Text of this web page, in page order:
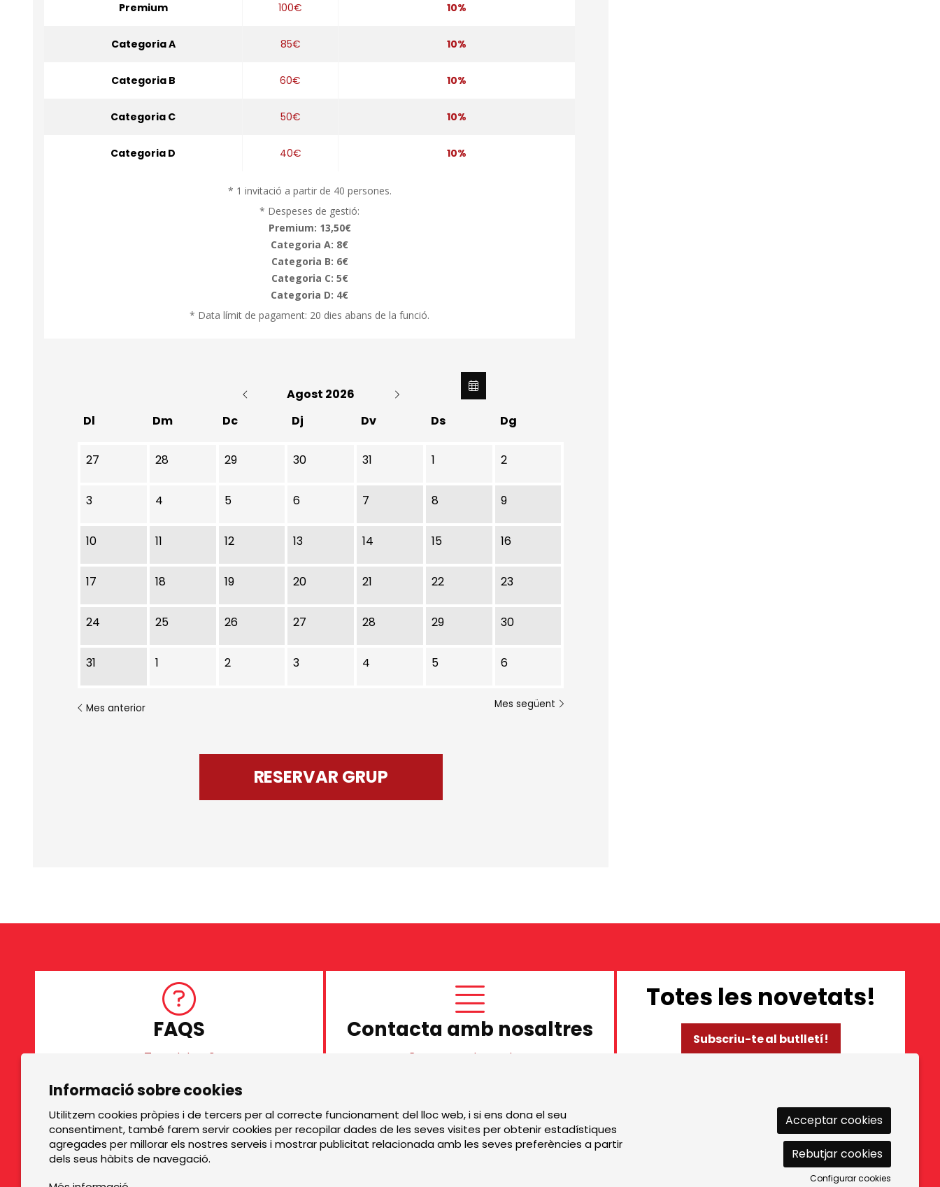
Premium 100€ 10%
Categoria A 85€ 10%
Categoria B 60€ 10%
Categoria C 50€ 10%
Categoria D 40€ 10%
* 1 invitació a partir de 40 persones.
* Despeses de gestió:
Premium: 13,50€
Categoria A: 8€
Categoria B: 6€
Categoria C: 5€
Categoria D: 4€
* Data límit de pagament: 20 dies abans de la funció.
Agost 2026
Dl
Dm Dc Dj Dv Ds Dg
No hi ha cap activitat aquest mes
27 28 29 30 31 1 2
3 4 5 6 7 8 9
10 11 12 13 14 15 16
17 18 19 20 21 22 23
24 25 26 27 28 29 30
31 1 2 3 4 5 6
Mes anterior Mes següent
RESERVAR GRUP
FAQS
Tens dubtes?
Contacta amb nosaltres
Contacta amb nosaltres
Totes les novetats!
Subscriu-te al butlletí!
Diapositiva 1 de 3
TOP GRUPS TEATRE
La Rambla dels Estudis, 115
08002 Barcelona
Sitemap | Avís Legal Política de privacitat | Contactar
Informació sobre cookies
Utilitzem cookies pròpies i de tercers per al correcte funcionament del lloc web, i si ens dona el seu
consentiment, també farem servir cookies per recopilar dades de les seves visites per obtenir estadístiques
agregades per millorar els nostres serveis i mostrar publicitat relacionada amb les seves preferències a partir
dels seus hàbits de navegació.
Acceptar cookies
Rebutjar cookies
Configurar cookies